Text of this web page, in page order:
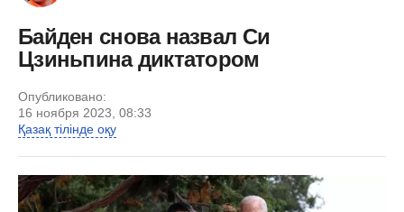
Байден снова назвал Си
Цзиньпина диктатором
Опубликовано:
16 ноября 2023, 08:33
Қазақ тілінде оқу